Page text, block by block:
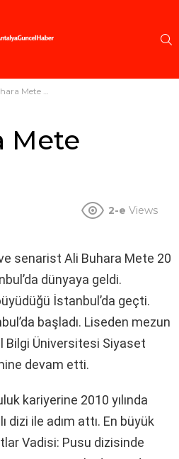
Mete Kimdir?
Mete
2-e Views
senarist Ali Buhara Mete 20
dünyaya geldi.
İstanbul’da geçti.
başladı. Liseden mezun
Bilgi Üniversitesi Siyaset
devam etti.
kariyerine 2010 yılında
dizi ile adım attı. En büyük
Vadisi: Pusu dizisinde